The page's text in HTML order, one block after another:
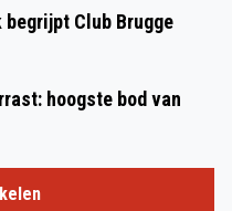
begrijpt Club Brugge
hoogste bod van